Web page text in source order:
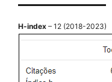
H-index – 12 (2018-2023)